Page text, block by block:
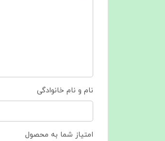
نام و نام خانوادگی
امتیاز شما به محصول